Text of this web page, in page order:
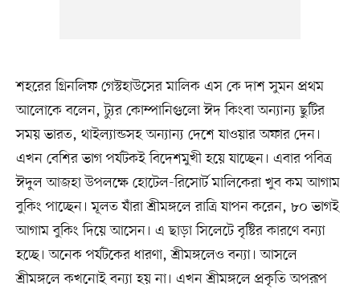
শহরের গ্রিনলিফ গেস্টহাউসের মালিক এস কে দাশ সুমন প্রথম
আলোকে বলেন, ট্যুর কোম্পানিগুলো ঈদ কিংবা অন্যান্য ছুটির
সময় ভারত, থাইল্যান্ডসহ অন্যান্য দেশে যাওয়ার অফার দেন।
এখন বেশির ভাগ পর্যটকই বিদেশমুখী হয়ে যাচ্ছেন। এবার পবিত্র
ঈদুল আজহা উপলক্ষে হোটেল-রিসোর্ট মালিকেরা খুব কম আগাম
বুকিং পাচ্ছেন। মূলত যাঁরা শ্রীমঙ্গলে রাত্রি যাপন করেন, ৮০ ভাগই
আগাম বুকিং দিয়ে আসেন। এ ছাড়া সিলেটে বৃষ্টির কারণে বন্যা
হচ্ছে। অনেক পর্যটকের ধারণা, শ্রীমঙ্গলেও বন্যা। আসলে
শ্রীমঙ্গলে কখনোই বন্যা হয় না। এখন শ্রীমঙ্গলে প্রকৃতি অপরূপ